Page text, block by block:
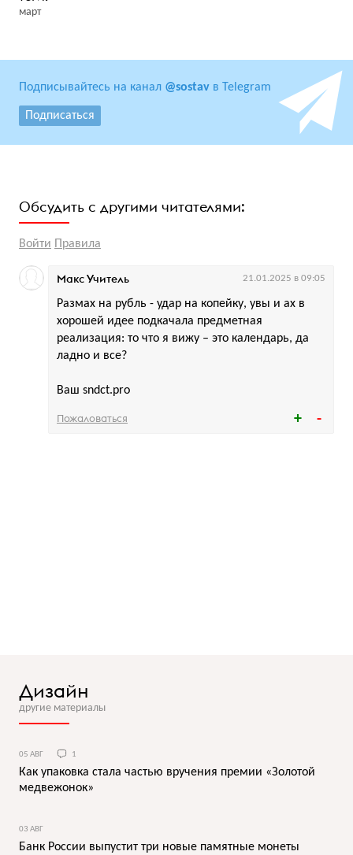
март
Подписывайтесь на канал @sostav в Telegram
Подписаться
Обсудить с другими читателями:
Войти Правила
Размах на рубль - удар на копейку, увы и ах в
хорошей идее подкачала предметная
реализация: то что я вижу – это календарь, да
ладно и все?
Ваш sndct.pro
Макс Учитель 21.01.2025 в 09:05
Пожаловаться
Дизайн
другие материалы
05 АВГ 1
Как упаковка стала частью вручения премии «Золотой
медвежонок»
03 АВГ
Банк России выпустит три новые памятные монеты